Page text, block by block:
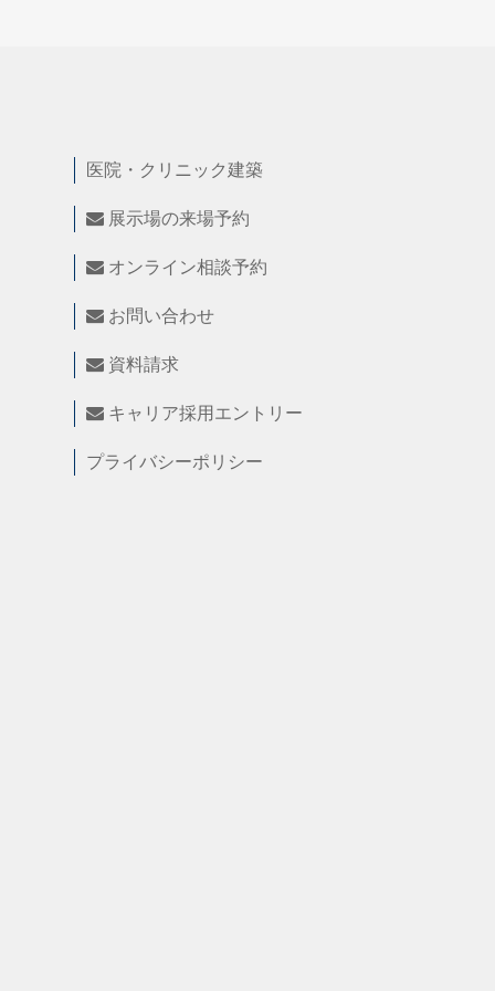
医院・クリニック建築
展示場の来場予約
オンライン相談予約
お問い合わせ
資料請求
キャリア採用エントリー
プライバシーポリシー